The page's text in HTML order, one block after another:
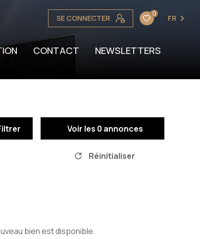
SE CONNECTER 0 FR
CONTACT NEWSLETTERS
Voir les 0 annonces
Réinitialiser
bien est disponible.